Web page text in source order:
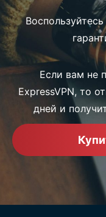
Если вам не
ExpressVPN, то
дней и